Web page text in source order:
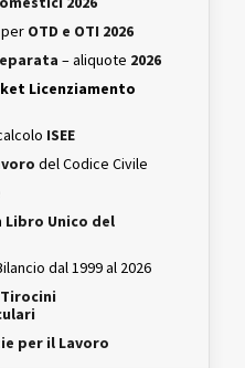
per OTD e OTI 2026
– aliquote 2026
Licenziamento
ISEE
del Codice Civile
Libro Unico del
dal 1999 al 2026
Tirocini
per il Lavoro